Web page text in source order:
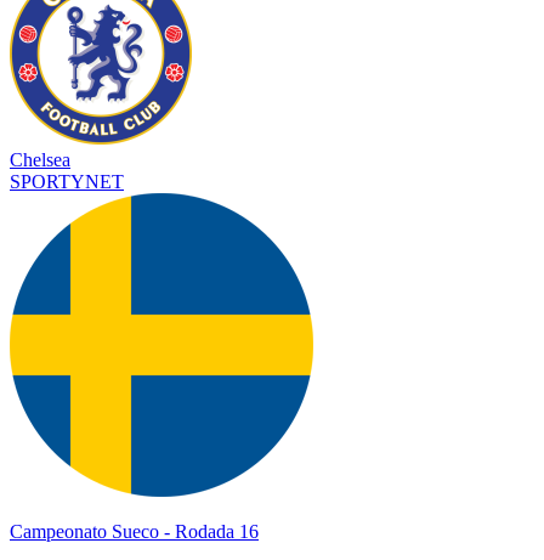
Chelsea
SPORTYNET
Campeonato Sueco - Rodada 16